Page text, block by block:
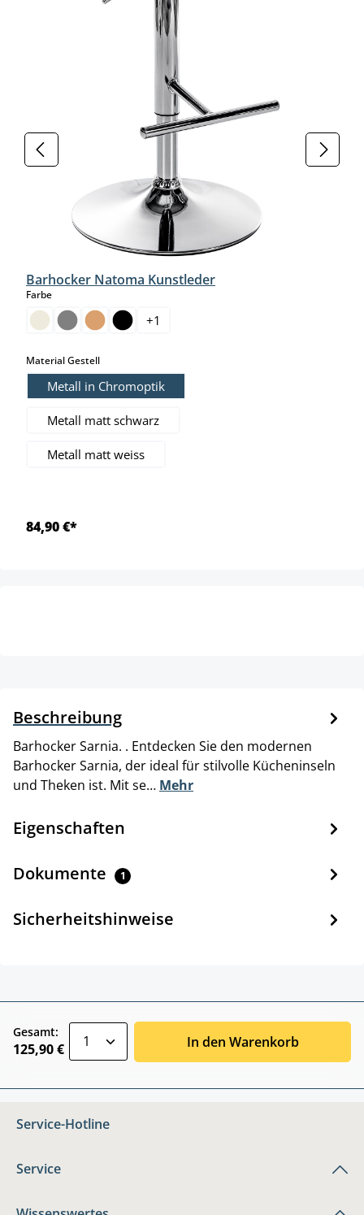
Barhocker Natoma Kunstleder
Farbeauswählen
+1
Material Gestellauswählen
Metall in Chromoptik
Metall matt schwarz
Metall matt weiss
84,90 €*
Beschreibung
Barhocker Sarnia. . Entdecken Sie den modernen
Barhocker Sarnia, der ideal für stilvolle Kücheninseln
und Theken ist. Mit se… Mehr
Eigenschaften
Dokumente 1
Sicherheitshinweise
Gesamt:
125,90 € In den Warenkorb
Service-Hotline
Service